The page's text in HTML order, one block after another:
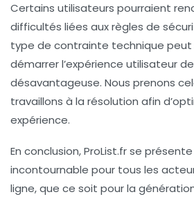
Certains utilisateurs pourraient
difficultés liées aux règles de
type de contrainte technique
démarrer l’expérience utilisateur
désavantageuse. Nous prenons
travaillons à la résolution afin
expérience.
En conclusion, ProList.fr se
incontournable pour tous les
ligne, que ce soit pour la